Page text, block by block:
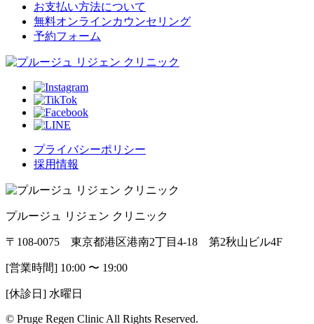
お支払い方法について
無料オンラインカウンセリング
予約フォーム
プライバシーポリシー
採用情報
プルージュ リジェン クリニック
〒108-0075 東京都港区港南2丁目4-18 第2秋山ビル4F
[営業時間] 10:00 〜 19:00
[休診日] 水曜日
© Pruge Regen Clinic All Rights Reserved.